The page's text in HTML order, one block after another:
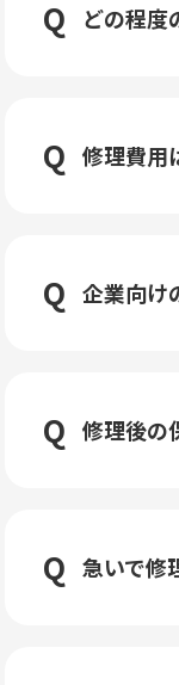
どの程度
修理費用
企業向け
修理後の
急いで修